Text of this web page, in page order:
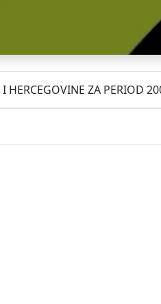
I HERCEGOVINE ZA PERIOD